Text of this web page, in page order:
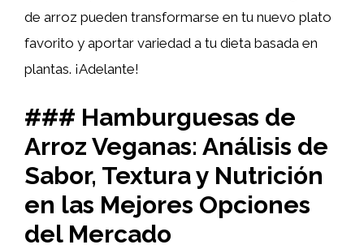
de arroz pueden transformarse en tu nuevo plato
favorito y aportar variedad a tu dieta basada en
plantas. ¡Adelante!
### Hamburguesas de
Arroz Veganas: Análisis de
Sabor, Textura y Nutrición
en las Mejores Opciones
del Mercado